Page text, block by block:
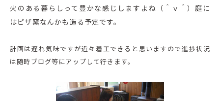
火のある暮らしって豊かな感じしますよね（＾ｖ＾）庭に
はピザ窯なんかも造る予定です。
計画は遅れ気味ですが近々着工できると思いますので進捗状況
は随時ブログ等にアップして行きます。